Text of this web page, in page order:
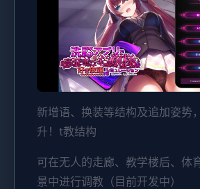
新增语、换装等结构及追加姿势
升！t教结构
可在无人的走廊、教学楼后、体
景中进行调教（目前开发中）